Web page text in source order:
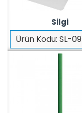
Ürün Kodu: SL-09
Silgi